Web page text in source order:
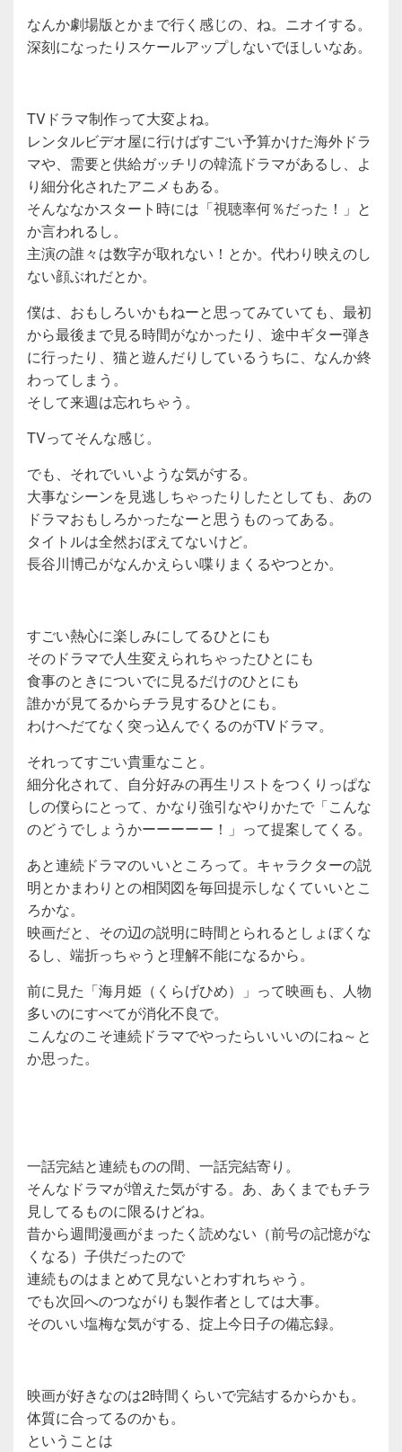
なんか劇場版とかまで行く感じの、ね。ニオイする。
深刻になったりスケールアップしないでほしいなあ。
TVドラマ制作って大変よね。
レンタルビデオ屋に行けばすごい予算かけた海外ドラ
マや、需要と供給ガッチリの韓流ドラマがあるし、よ
り細分化されたアニメもある。
そんななかスタート時には「視聴率何％だった！」と
か言われるし。
主演の誰々は数字が取れない！とか。代わり映えのし
ない顔ぶれだとか。
僕は、おもしろいかもねーと思ってみていても、最初
から最後まで見る時間がなかったり、途中ギター弾き
に行ったり、猫と遊んだりしているうちに、なんか終
わってしまう。
そして来週は忘れちゃう。
TVってそんな感じ。
でも、それでいいような気がする。
大事なシーンを見逃しちゃったりしたとしても、あの
ドラマおもしろかったなーと思うものってある。
タイトルは全然おぼえてないけど。
長谷川博己がなんかえらい喋りまくるやつとか。
すごい熱心に楽しみにしてるひとにも
そのドラマで人生変えられちゃったひとにも
食事のときについでに見るだけのひとにも
誰かが見てるからチラ見するひとにも。
わけへだてなく突っ込んでくるのがTVドラマ。
それってすごい貴重なこと。
細分化されて、自分好みの再生リストをつくりっぱな
しの僕らにとって、かなり強引なやりかたで「こんな
のどうでしょうかーーーーー！」って提案してくる。
あと連続ドラマのいいところって。キャラクターの説
明とかまわりとの相関図を毎回提示しなくていいとこ
ろかな。
映画だと、その辺の説明に時間とられるとしょぼくな
るし、端折っちゃうと理解不能になるから。
前に見た「海月姫（くらげひめ）」って映画も、人物
多いのにすべてが消化不良で。
こんなのこそ連続ドラマでやったらいいいのにね～と
か思った。
一話完結と連続ものの間、一話完結寄り。
そんなドラマが増えた気がする。あ、あくまでもチラ
見してるものに限るけどね。
昔から週間漫画がまったく読めない（前号の記憶がな
くなる）子供だったので
連続ものはまとめて見ないとわすれちゃう。
でも次回へのつながりも製作者としては大事。
そのいい塩梅な気がする、 掟上今日子の備忘録。
映画が好きなのは2時間くらいで完結するからかも。
体質に合ってるのかも。
ということは